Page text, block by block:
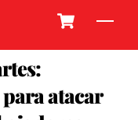
atacar